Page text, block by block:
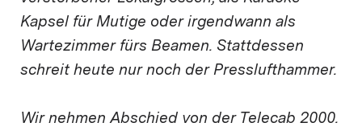
Kapsel für Mutige oder irgendwann als
Wartezimmer fürs Beamen. Stattdessen
schreit heute nur noch der Presslufthammer.
Wir nehmen Abschied von der Telecab 2000.